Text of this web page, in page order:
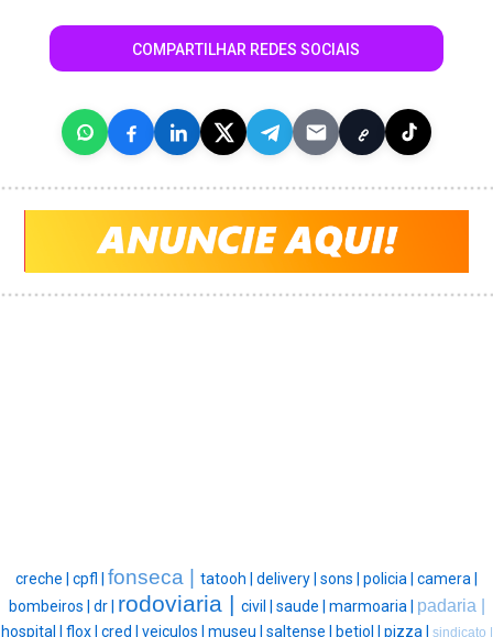
COMPARTILHAR REDES SOCIAIS
creche | cpfl | fonseca | tatooh | delivery | sons | policia | camera |
bombeiros | dr | rodoviaria | civil | saude | marmoaria | padaria |
hospital | flox | cred | veiculos | museu | saltense | betiol | pizza | sindicato |